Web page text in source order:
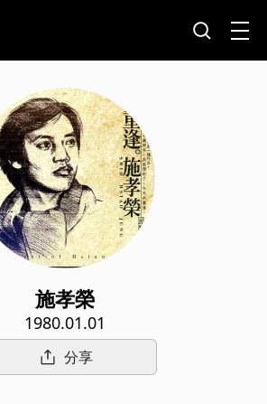
施孝榮
1980.01.01
分享